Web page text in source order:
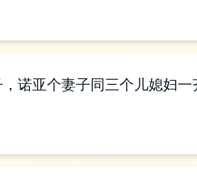
诺亚个妻子同三个儿媳妇一